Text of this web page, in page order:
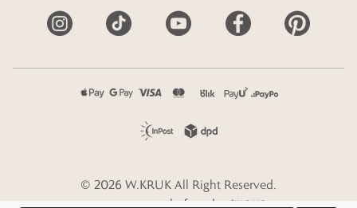
© 2026 W.KRUK All Right Reserved.
e-commerce platform by